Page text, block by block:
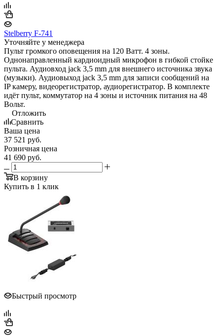
Stelberry F-741
Уточняйте у менеджера
Пульт громкого оповещения на 120 Ватт. 4 зоны.
Однонаправленный кардиоидный микрофон в гибкой стойке
пульта. Аудиовход jack 3,5 mm для внешнего источника звука
(музыки). Аудиовыход jack 3,5 mm для записи сообщений на
IP камеру, видеорегистратор, аудиорегистратор. В комплекте
идёт пульт, коммутатор на 4 зоны и источник питания на 48
Вольт.
Отложить
Сравнить
Ваша цена
37 521 руб.
Розничная цена
41 690 руб.
В корзину
Купить в 1 клик
Быстрый просмотр